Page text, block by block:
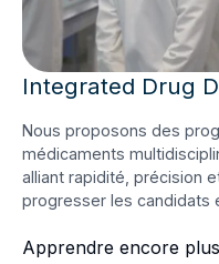
Integrated Drug
Nous proposons des
médicaments
alliant rapidité, précision
progresser les candidats
Apprendre encore plus